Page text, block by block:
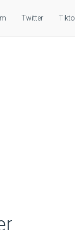
Twitter